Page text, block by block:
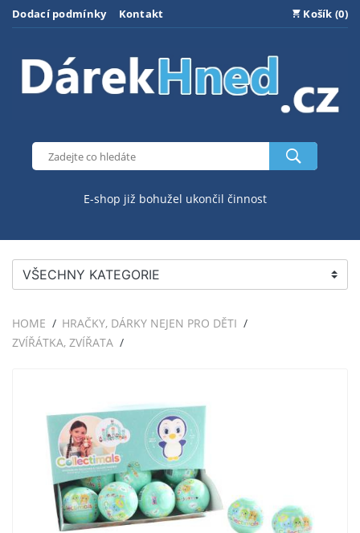
Dodací podmínky Kontakt Košík (0)
E-shop již bohužel ukončil činnost
VŠECHNY KATEGORIE
HOME
HRAČKY, DÁRKY NEJEN PRO DĚTI
ZVÍŘÁTKA, ZVÍŘATA